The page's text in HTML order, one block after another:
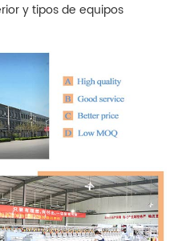
y tipos de equipos